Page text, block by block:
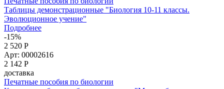
Таблицы демонстрационные "Биология 10-11 классы.
Эволюционное учение"
Подробнее
-15%
2 520 Р
Арт: 00002616
2 142 Р
доставка
Печатные пособия по биологии